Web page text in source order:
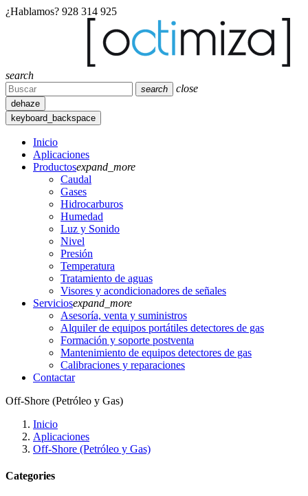
¿Hablamos? 928 314 925
search
search close
dehaze
keyboard_backspace
Inicio
Aplicaciones
Productosexpand_more
Caudal
Gases
Hidrocarburos
Humedad
Luz y Sonido
Nivel
Presión
Temperatura
Tratamiento de aguas
Visores y acondicionadores de señales
Serviciosexpand_more
Asesoría, venta y suministros
Alquiler de equipos portátiles detectores de gas
Formación y soporte postventa
Mantenimiento de equipos detectores de gas
Calibraciones y reparaciones
Contactar
Off-Shore (Petróleo y Gas)
Inicio
Aplicaciones
Off-Shore (Petróleo y Gas)
Categories